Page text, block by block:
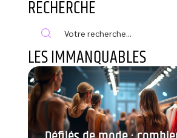
RECHERCHE
LES IMMANQUABLES